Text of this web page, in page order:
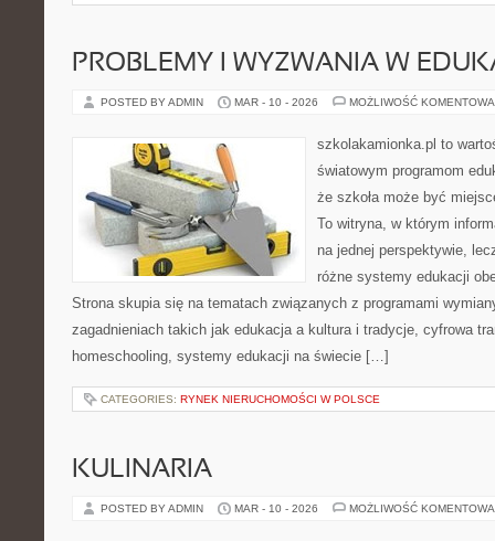
PROBLEMY I WYZWANIA W
POSTED BY ADMIN MAR - 10 - 2026 MOŻLIWOŚĆ
szkolakamionka.pl to
światowym programom
że szkoła może być
To witryna, w którym
na jednej perspektywie,
różne systemy edukacji
Strona skupia się na tematach związanych z programami
zagadnieniach takich jak edukacja a kultura i tradycje, cyfrowa
homeschooling, systemy edukacji na świecie […]
CATEGORIES: RYNEK NIERUCHOMOŚCI W POLSCE
KULINARIA
POSTED BY ADMIN MAR - 10 - 2026 MOŻLIWOŚĆ